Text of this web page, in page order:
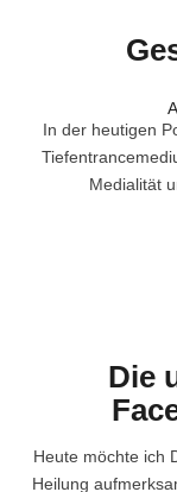
In der heutigen
Medialität
Die
Heute möchte ich
Heilung